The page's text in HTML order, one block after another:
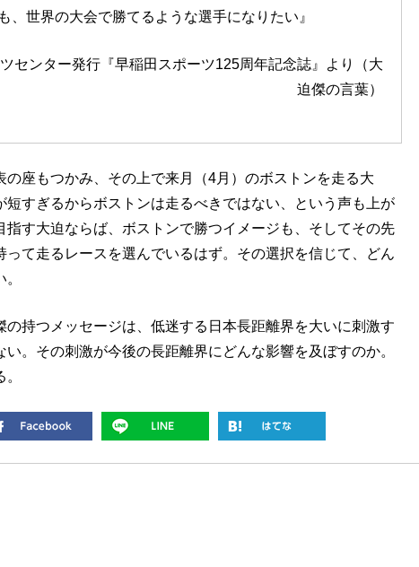
、世界の大会で勝てるような選手になりたい』
センター発行『早稲田スポーツ125周年記念誌』より（大
迫傑の言葉）
座もつかみ、その上で来月（4月）のボストンを走る大
すぎるからボストンは走るべきではない、という声も上が
指す大迫ならば、ボストンで勝つイメージも、そしてその先
て走るレースを選んでいるはず。その選択を信じて、どん
持つメッセージは、低迷する日本長距離界を大いに刺激す
。その刺激が今後の長距離界にどんな影響を及ぼすのか。